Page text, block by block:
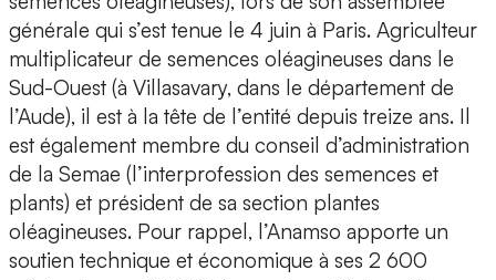
générale qui s’est tenue le 4 juin à Paris. Agriculteur
multiplicateur de semences oléagineuses dans le
Sud-Ouest (à Villasavary, dans le département de
l’Aude), il est à la tête de l’entité depuis treize ans. Il
est également membre du conseil d’administration
de la Semae (l’interprofession des semences et
plants) et président de sa section plantes
oléagineuses. Pour rappel, l’Anamso apporte un
soutien technique et économique à ses 2 600